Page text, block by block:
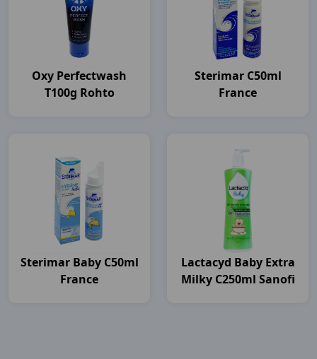
Oxy Perfectwash
T100g Rohto
Sterimar C50ml
France
Sterimar Baby C50ml
France
Lactacyd Baby Extra
Milky C250ml Sanofi